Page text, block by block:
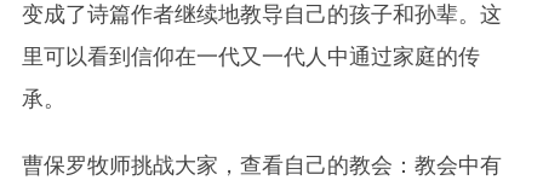
变成了诗篇作者继续地教导自己的孩子和孙辈。这
里可以看到信仰在一代又一代人中通过家庭的传
承。
曹保罗牧师挑战大家，查看自己的教会：教会中有